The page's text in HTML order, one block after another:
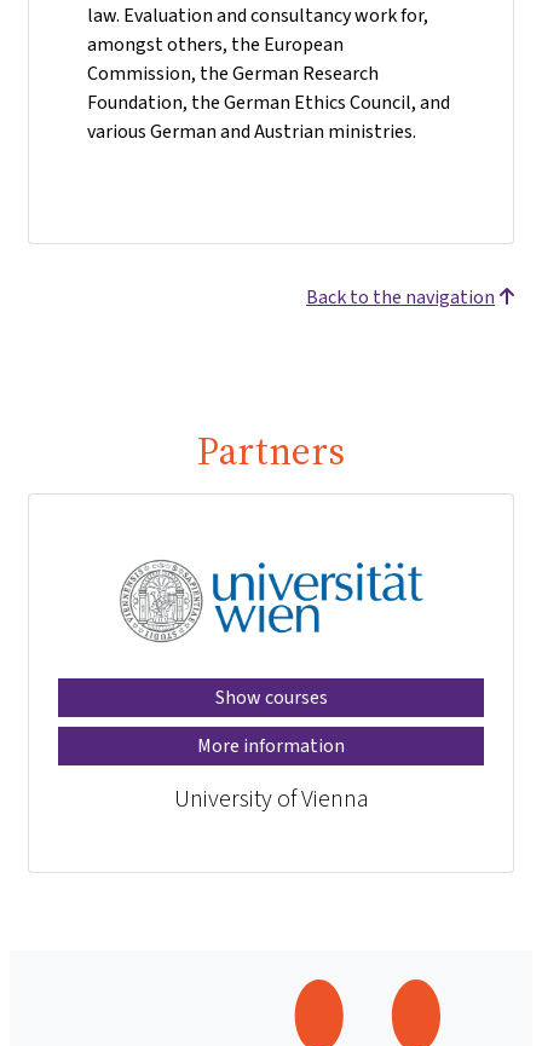
law. Evaluation and consultancy work for,
amongst others, the European
Commission, the German Research
Foundation, the German Ethics Council, and
various German and Austrian ministries.
Back to the navigation
Partners
Show courses
More information
University of Vienna